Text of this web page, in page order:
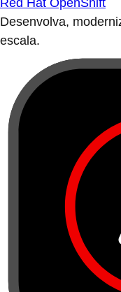
Red Hat OpenShift
Desenvolva,
escala.